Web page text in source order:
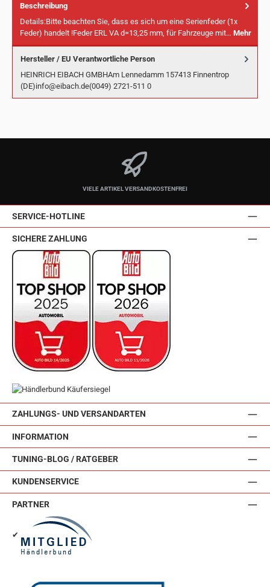
Beschreibung
Details:Bitte beachten Sie, dass es sich um eine Serienfeder (1x
Feder) handelt !Feder ERL VA d=13,25 mm, für Fahrzeuge mit… Mehr
Hersteller / EU Verantwortliche Person
HEINRICH EIBACH GMBHAm Lennedamm 157413 Finnentrop
(DE)info@eibach.de(0049) 2721-511 0
VIELE ARTIKEL VERSANDKOSTENFREI
SERVICE-HOTLINE
ZAHLUNGS- UND VERSANDARTEN
INFORMATION
TUNING-BLOG / RATGEBER
KUNDENSERVICE
SICHERE ZAHLUNG
PARTNER
✔